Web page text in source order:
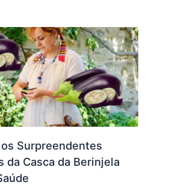
Surpreendentes
da Casca da Berinjela